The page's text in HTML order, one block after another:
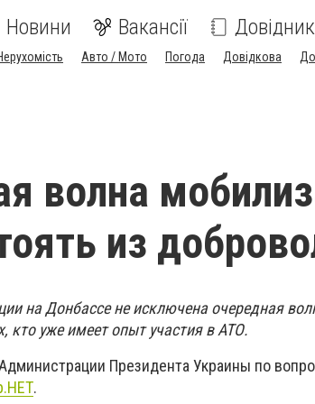
Новини Вакансії Довідник
Авто / Мото Погода Довідкова
волна
из
на Донбассе не исключена очередная
кто уже имеет опыт участия в АТО.
Президента Украины по
.